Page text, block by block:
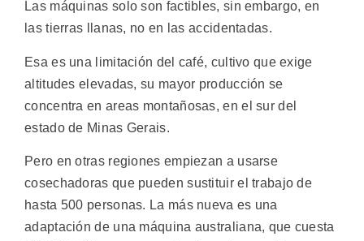
Las máquinas solo son factibles, sin embargo, en
las tierras llanas, no en las accidentadas.
Esa es una limitación del café, cultivo que exige
altitudes elevadas, su mayor producción se
concentra en areas montañosas, en el sur del
estado de Minas Gerais.
Pero en otras regiones empiezan a usarse
cosechadoras que pueden sustituir el trabajo de
hasta 500 personas. La más nueva es una
adaptación de una máquina australiana, que cuesta